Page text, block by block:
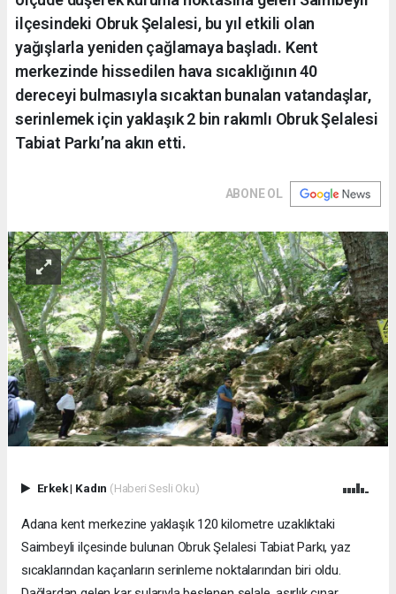
ilçesindeki Obruk Şelalesi, bu yıl etkili olan
yağışlarla yeniden çağlamaya başladı. Kent
merkezinde hissedilen hava sıcaklığının 40
dereceyi bulmasıyla sıcaktan bunalan vatandaşlar,
serinlemek için yaklaşık 2 bin rakımlı Obruk Şelalesi
Tabiat Parkı’na akın etti.
ABONE OL
Erkek| Kadın (Haberi Sesli Oku)
Adana kent merkezine yaklaşık 120 kilometre uzaklıktaki
Saimbeyli ilçesinde bulunan Obruk Şelalesi Tabiat Parkı, yaz
sıcaklarından kaçanların serinleme noktalarından biri oldu.